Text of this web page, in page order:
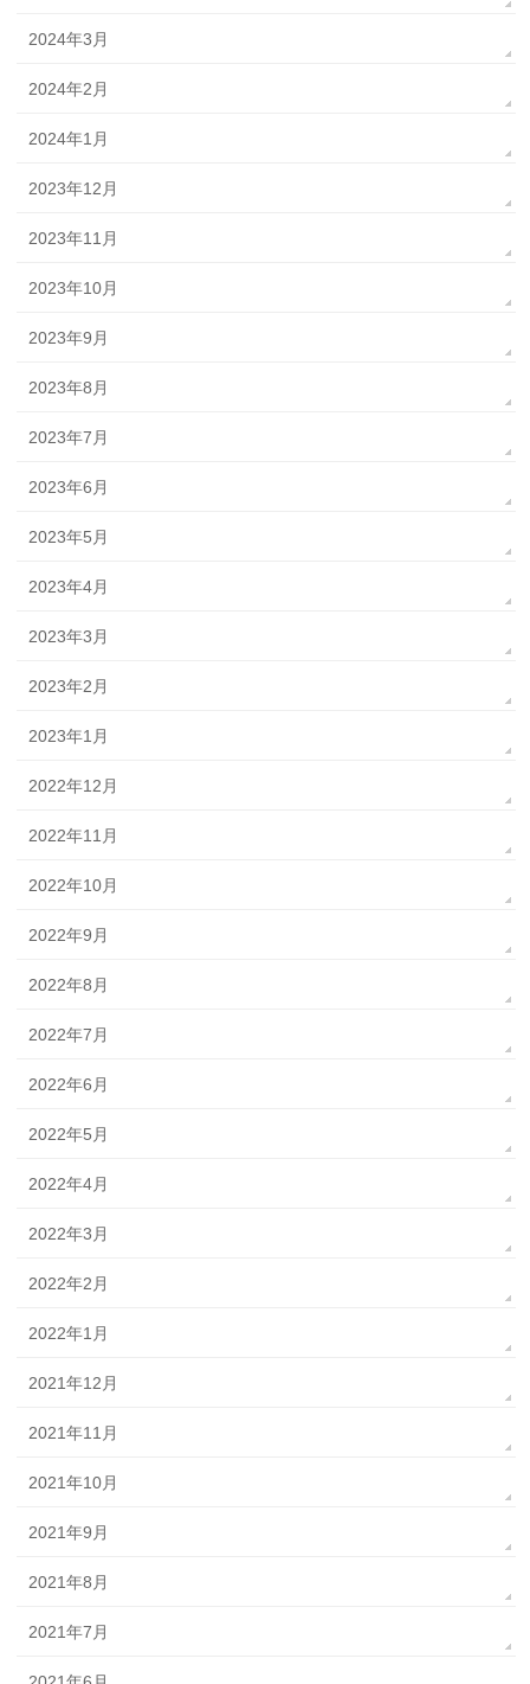
2024年3月
2024年2月
2024年1月
2023年12月
2023年11月
2023年10月
2023年9月
2023年8月
2023年7月
2023年6月
2023年5月
2023年4月
2023年3月
2023年2月
2023年1月
2022年12月
2022年11月
2022年10月
2022年9月
2022年8月
2022年7月
2022年6月
2022年5月
2022年4月
2022年3月
2022年2月
2022年1月
2021年12月
2021年11月
2021年10月
2021年9月
2021年8月
2021年7月